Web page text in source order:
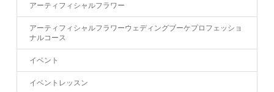
アーティフィシャルフラワー
アーティフィシャルフラワーウェディングブーケプロフェッショ
ナルコース
イベント
イベントレッスン